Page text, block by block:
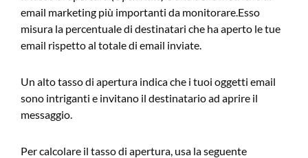
email marketing più importanti da monitorare.Esso
misura la percentuale di destinatari che ha aperto le tue
email rispetto al totale di email inviate.
Un alto tasso di apertura indica che i tuoi oggetti email
sono intriganti e invitano il destinatario ad aprire il
messaggio.
Per calcolare il tasso di apertura, usa la seguente